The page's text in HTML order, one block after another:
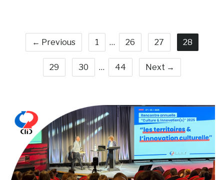
← Previous 1 … 26 27 28
29 30 … 44 Next →